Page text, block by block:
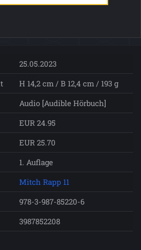
25.05.2023
H 14,2 cm / B 12,4 cm / 193 g
Audio [Audible Hörbuch]
EUR 24.95
EUR 25.70
1. Auflage
Mitch Rapp 11
978-3-987-85220-6
3987852208